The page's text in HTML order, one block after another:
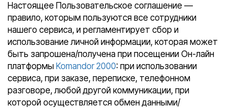
Настоящее Пользовательское соглашение —
правило, которым пользуются все сотрудники
нашего сервиса, и регламентирует сбор и
использование личной информации, которая может
быть запрошена/получена при посещении Он-лайн
платформы Komandor 2000: при использовании
сервиса, при заказе, переписке, телефонном
разговоре, любой другой коммуникации, при
которой осуществляется обмен данными/